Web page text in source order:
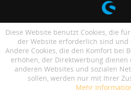
Diese Website benutzt Cookies, die
der Website erforderlich sind und
Andere Cookies, die den Komfort bei
erhöhen, der Direktwerbung
anderen Websites und sozialen
sollen, werden nur mit Ihrer
Mehr